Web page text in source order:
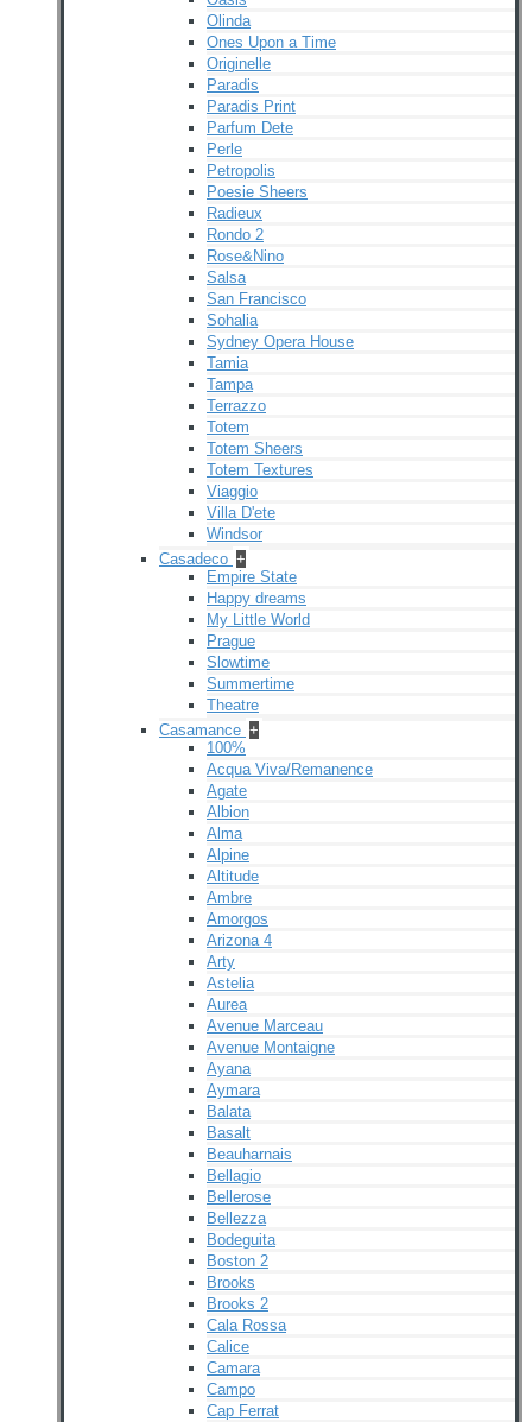
Olinda
Ones Upon a Time
Originelle
Paradis
Paradis Print
Parfum Dete
Perle
Petropolis
Poesie Sheers
Radieux
Rondo 2
Rose&Nino
Salsa
San Francisco
Sohalia
Sydney Opera House
Tamia
Tampa
Terrazzo
Totem
Totem Sheers
Totem Textures
Viaggio
Villa D'ete
Windsor
Casadeco +
Empire State
Happy dreams
My Little World
Prague
Slowtime
Summertime
Theatre
Casamance +
100%
Acqua Viva/Remanence
Agate
Albion
Alma
Alpine
Altitude
Ambre
Amorgos
Arizona 4
Arty
Astelia
Aurea
Avenue Marceau
Avenue Montaigne
Ayana
Aymara
Balata
Basalt
Beauharnais
Bellagio
Bellerose
Bellezza
Bodeguita
Boston 2
Brooks
Brooks 2
Cala Rossa
Calice
Camara
Campo
Cap Ferrat